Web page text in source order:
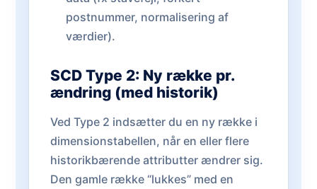
postnummer, normalisering af
værdier).
SCD Type 2: Ny række pr.
ændring (med historik)
Ved Type 2 indsætter du en ny række i
dimensionstabellen, når en eller flere
historikbærende attributter ændrer sig.
Den gamle række “lukkes” med en